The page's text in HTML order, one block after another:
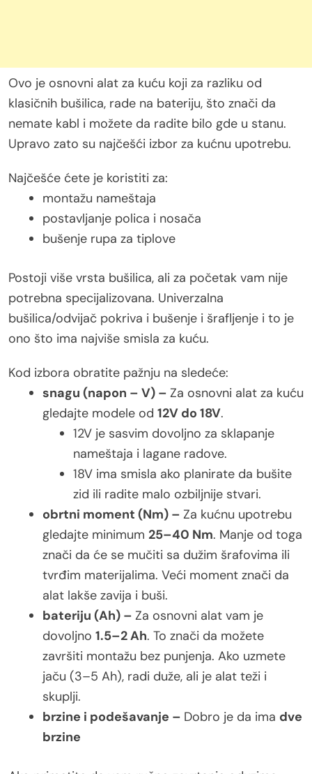
Ovo je osnovni alat za kuću koji za razliku od
klasičnih bušilica, rade na bateriju, što znači da
nemate kabl i možete da radite bilo gde u stanu.
Upravo zato su najčešći izbor za kućnu upotrebu.
Najčešće ćete je koristiti za:
montažu nameštaja
postavljanje polica i nosača
bušenje rupa za tiplove
Postoji više vrsta bušilica, ali za početak vam nije
potrebna specijalizovana. Univerzalna
bušilica/odvijač pokriva i bušenje i šrafljenje i to je
ono što ima najviše smisla za kuću.
Kod izbora obratite pažnju na sledeće:
snagu (napon – V) – Za osnovni alat za kuću
gledajte modele od 12V do 18V.
12V je sasvim dovoljno za sklapanje
nameštaja i lagane radove.
18V ima smisla ako planirate da bušite
zid ili radite malo ozbiljnije stvari.
obrtni moment (Nm) – Za kućnu upotrebu
gledajte minimum 25–40 Nm. Manje od toga
znači da će se mučiti sa dužim šrafovima ili
tvrđim materijalima. Veći moment znači da
alat lakše zavija i buši.
bateriju (Ah) – Za osnovni alat vam je
dovoljno 1.5–2 Ah. To znači da možete
završiti montažu bez punjenja. Ako uzmete
jaču (3–5 Ah), radi duže, ali je alat teži i
skuplji.
brzine i podešavanje – Dobro je da ima dve
brzine